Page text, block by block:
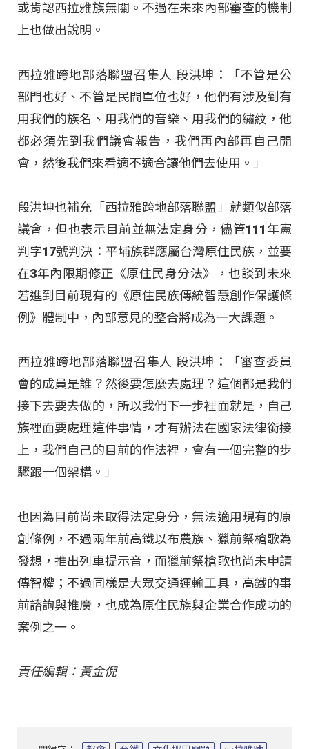
或肯認西拉雅族無關。不過在未來內部審查的機制
上也做出說明。
西拉雅跨地部落聯盟召集人 段洪坤：「不管是公
部門也好、不管是民間單位也好，他們有涉及到有
用我們的族名、用我們的音樂、用我們的繡紋，他
都必須先到我們議會報告，我們再內部再自己開
會，然後我們來看適不適合讓他們去使用。」
段洪坤也補充「西拉雅跨地部落聯盟」就類似部落
議會，但也表示目前並無法定身分，儘管111年憲
判字17號判決：平埔族群應屬台灣原住民族，並要
在3年內限期修正《原住民身分法》，也談到未來
若進到目前現有的《原住民族傳統智慧創作保護條
例》體制中，內部意見的整合將成為一大課題。
西拉雅跨地部落聯盟召集人 段洪坤：「審查委員
會的成員是誰？然後要怎麼去處理？這個都是我們
接下去要去做的，所以我們下一步裡面就是，自己
族裡面要處理這件事情，才有辦法在國家法律銜接
上，我們自己的目前的作法裡，會有一個完整的步
驟跟一個架構。」
也因為目前尚未取得法定身分，無法適用現有的原
創條例，不過兩年前高鐵以布農族、獵前祭槍歌為
發想，推出列車提示音，而獵前祭槍歌也尚未申請
傳智權；不過同樣是大眾交通運輸工具，高鐵的事
前諮詢與推廣，也成為原住民族與企業合作成功的
案例之一。
責任編輯：黃金倪